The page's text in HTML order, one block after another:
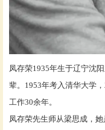
凤存荣1935年生于辽宁沈
辈。1953年考入清华大学
工作30余年。
凤存荣先生师从梁思成，